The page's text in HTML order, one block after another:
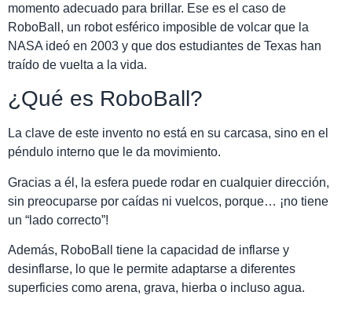
momento adecuado para brillar. Ese es el caso de
RoboBall, un robot esférico imposible de volcar que la
NASA ideó en 2003 y que dos estudiantes de Texas han
traído de vuelta a la vida.
¿Qué es RoboBall?
La clave de este invento no está en su carcasa, sino en el
péndulo interno que le da movimiento.
Gracias a él, la esfera puede rodar en cualquier dirección,
sin preocuparse por caídas ni vuelcos, porque… ¡no tiene
un “lado correcto”!
Además, RoboBall tiene la capacidad de inflarse y
desinflarse, lo que le permite adaptarse a diferentes
superficies como arena, grava, hierba o incluso agua.